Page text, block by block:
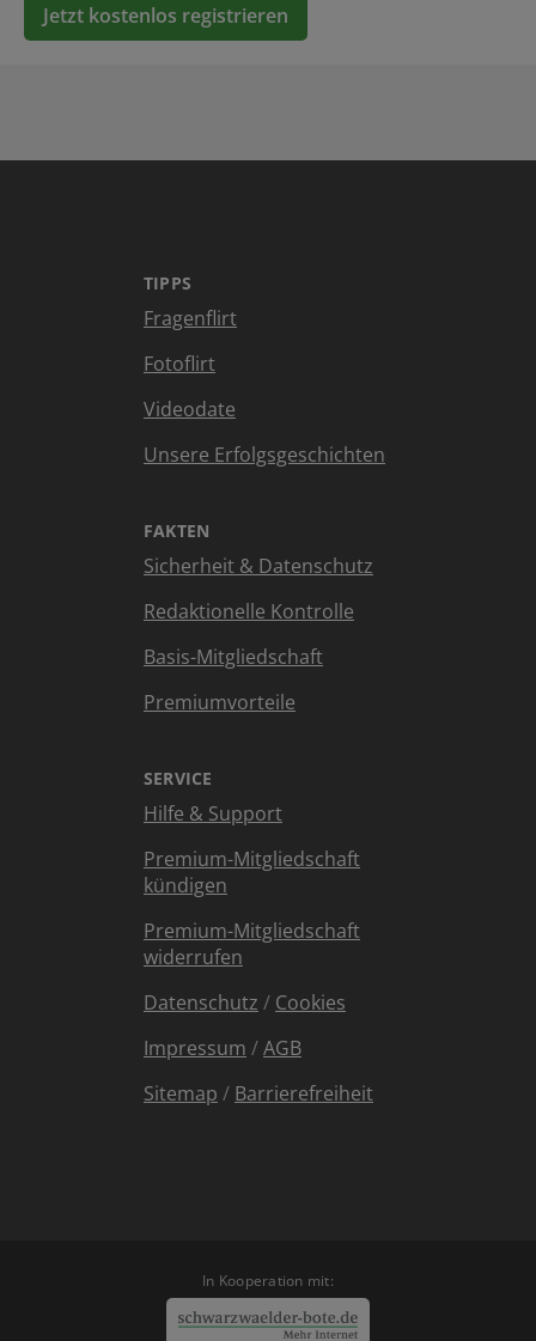
Jetzt kostenlos registrieren
TIPPS
Fragenflirt
Fotoflirt
Videodate
Unsere Erfolgsgeschichten
FAKTEN
Sicherheit & Datenschutz
Redaktionelle Kontrolle
Basis-Mitgliedschaft
Premiumvorteile
SERVICE
Hilfe & Support
Premium-Mitgliedschaft
kündigen
Premium-Mitgliedschaft
widerrufen
Datenschutz / Cookies
Impressum /AGB
Sitemap / Barrierefreiheit
In Kooperation mit: